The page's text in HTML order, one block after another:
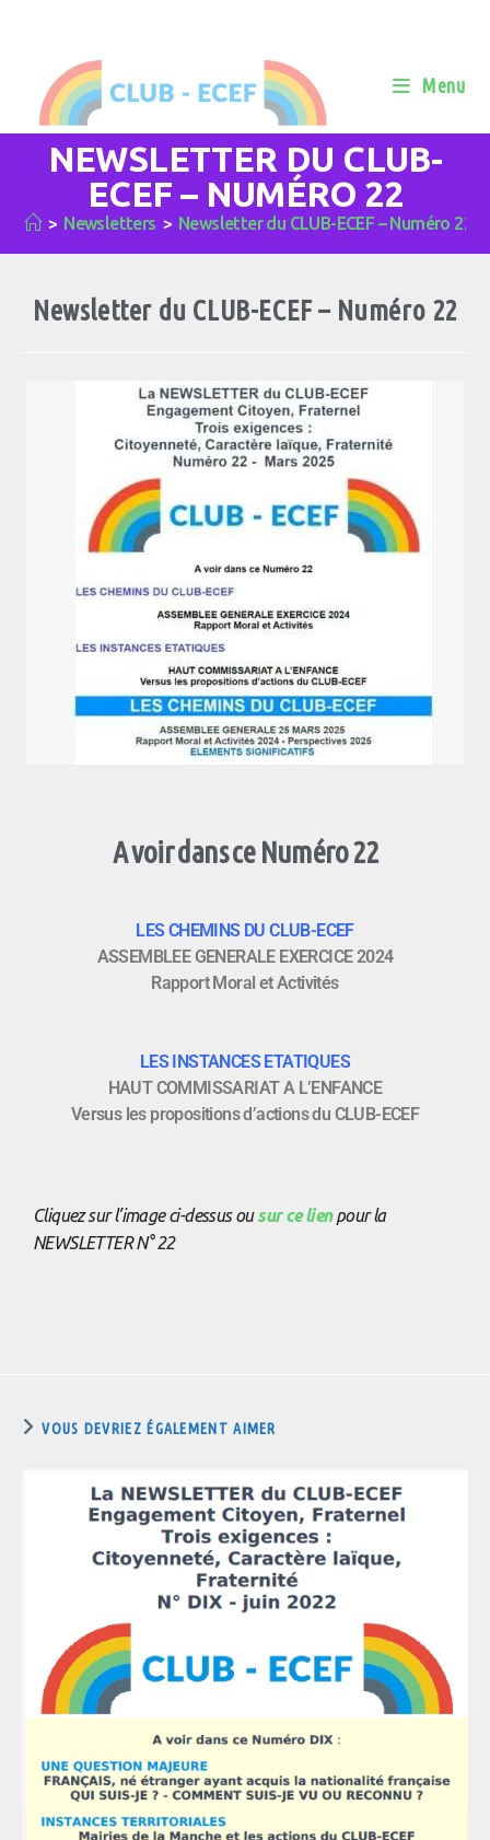
Menu
NEWSLETTER DU CLUB-
ECEF – NUMÉRO 22
> Newsletters > Newsletter du CLUB-ECEF – Numéro 22
Newsletter du CLUB-ECEF – Numéro 22
A voir dans ce Numéro 22
LES CHEMINS DU CLUB-ECEF
ASSEMBLEE GENERALE EXERCICE 2024
Rapport Moral et Activités
LES INSTANCES ETATIQUES
HAUT COMMISSARIAT A L’ENFANCE
Versus les propositions d’actions du CLUB-ECEF
Cliquez sur l’image ci-dessus ousur ce lienpour la
NEWSLETTER N° 22
VOUS DEVRIEZ ÉGALEMENT AIMER